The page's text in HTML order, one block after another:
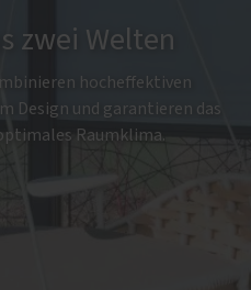
zwei Welten
hocheffektiven
Design und garantieren das
Raumklima.